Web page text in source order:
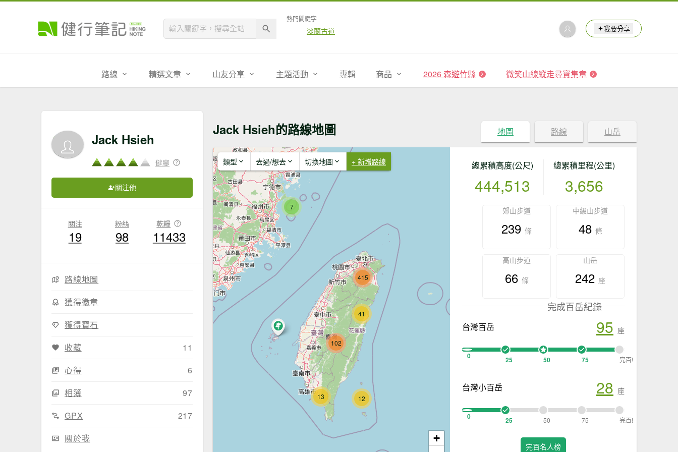
熱門關鍵字
淡蘭古道 我要分享
路線 精選文章 山友分享 主題活動 專輯 商品 2026 森遊竹縣 微笑山線縱走尋寶集章
Jack Hsieh
健腳
關注他
關注
19
粉絲
98
乾糧
11433
路線地圖
獲得徽章
獲得寶石
收藏
11
心得
6
相簿
97
GPX
217
關於我
Jack Hsieh的路線地圖 地圖 路線 山岳
類型 去過/想去 切換地圖 + 新增路線
7
12
13
102
41
415
+
總累積高度(公尺)
444,513
總累積里程(公里)
3,656
郊山步道
239 條
中級山步道
48 條
高山步道
66 條
山岳
242 座
完成百岳紀錄
台灣百岳 95 座
0 25 50 75 完百!
台灣小百岳 28 座
0 25 50 75 完百!
完百名人榜